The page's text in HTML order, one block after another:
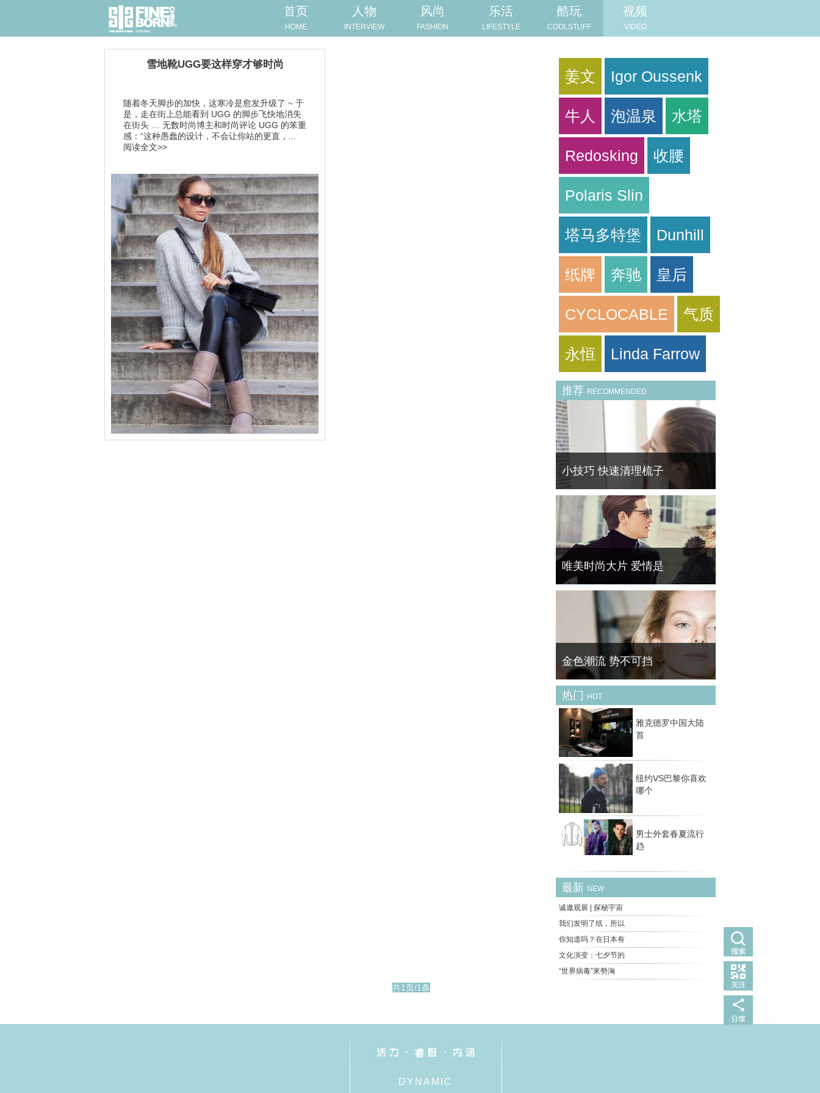
首页
HOME
人物
INTERVIEW
风尚
FASHION
乐活
LIFESTYLE
酷玩
COOLSTUFF
视频
VIDEO
雪地靴UGG要这样穿才够时尚
随着冬天脚步的加快，这寒冷是愈发升级了 ~ 于
是，走在街上总能看到 UGG 的脚步飞快地消失
在街头 … 无数时尚博主和时尚评论 UGG 的笨重
感：“这种愚蠢的设计，不会让你站的更直，...
阅读全文>>
姜文 Igor Oussenk
牛人 泡温泉 水塔
Redosking 收腰
Polaris Slin
塔马多特堡 Dunhill
纸牌 奔驰 皇后
CYCLOCABLE 气质
永恒 Linda Farrow
推荐 RECOMMENDED
小技巧 快速清理梳子
平日梳头在梳子上缠上脱发是十分常见的，积
久了看着非常不舒服。 菁华 ( FineBornChina
)教你快速清理梳子的残余头发。
唯美时尚大片 爱情是
经典爱情主题时尚大片——从邂逅，到坠入爱
河，再到相濡以沫抑或相忘于江湖，爱情中的
每个阶段在这些组时尚大片中得以尽现。
金色潮流 势不可挡
黄金首饰是一种风格多变的珠宝配饰 , 它可经
典可休闲可时尚可古典，关键在于你的着装与
场合。然而 , 最经典的莫过于简约款式 , 如果
你希望入手的黄金配饰能持续好几季，那么选
择
热门 HOT
雅克德罗中国大陆
首
纽约VS巴黎你喜欢
哪个
男士外套春夏流行
趋
最新 NEW
诚邀观展 | 探秘宇宙
我们发明了纸，所以
你知道吗？在日本有
文化演变：七夕节的
“世界病毒”來勢洶
共1页/1条
DYNAMIC